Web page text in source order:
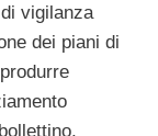
vigilanza
dei piani di